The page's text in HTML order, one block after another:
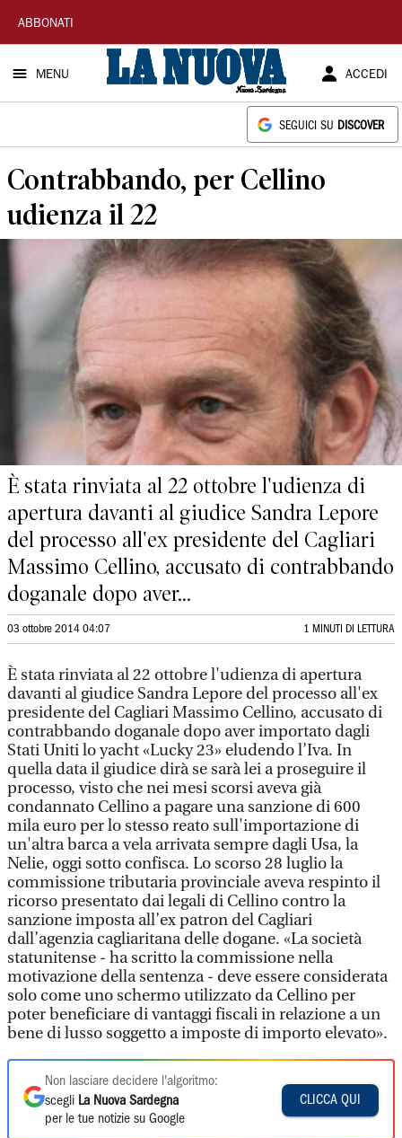
La
Nuova
Sardegna
ABBONATI
MENU ACCEDI
SEGUICI SU DISCOVER
Contrabbando, per Cellino
udienza il 22
È stata rinviata al 22 ottobre l'udienza di
apertura davanti al giudice Sandra Lepore
del processo all'ex presidente del Cagliari
Massimo Cellino, accusato di contrabbando
doganale dopo aver...
03 ottobre 2014 04:07 1 MINUTI DI LETTURA
È stata rinviata al 22 ottobre l'udienza di apertura
davanti al giudice Sandra Lepore del processo all'ex
presidente del Cagliari Massimo Cellino, accusato di
contrabbando doganale dopo aver importato dagli
Stati Uniti lo yacht «Lucky 23» eludendo l’Iva. In
quella data il giudice dirà se sarà lei a proseguire il
processo, visto che nei mesi scorsi aveva già
condannato Cellino a pagare una sanzione di 600
mila euro per lo stesso reato sull'importazione di
un'altra barca a vela arrivata sempre dagli Usa, la
Nelie, oggi sotto confisca. Lo scorso 28 luglio la
commissione tributaria provinciale aveva respinto il
ricorso presentato dai legali di Cellino contro la
sanzione imposta all’ex patron del Cagliari
dall’agenzia cagliaritana delle dogane. «La società
statunitense - ha scritto la commissione nella
motivazione della sentenza - deve essere considerata
solo come uno schermo utilizzato da Cellino per
poter beneficiare di vantaggi fiscali in relazione a un
bene di lusso soggetto a imposte di importo elevato».
Non lasciare decidere l'algoritmo:
scegli La Nuova Sardegna
per le tue notizie su Google
CLICCA QUI